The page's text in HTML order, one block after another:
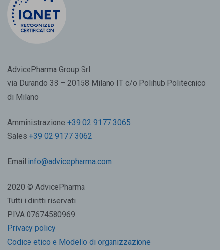
AdvicePharma Group Srl
via Durando 38 – 20158 Milano IT c/o Polihub Politecnico
di Milano
Amministrazione +39 02 9177 3065
Sales +39 02 9177 3062
Email info@advicepharma.com
2020 © AdvicePharma
Tutti i diritti riservati
P.IVA 07674580969
Privacy policy
Codice etico e Modello di organizzazione